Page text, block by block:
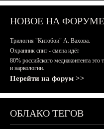
НОВОЕ НА ФОРУМЕ
Трилогия "Китобои" А. Вахова.
Охранник спит - смена идёт
80% российского медиаконтента это
и наркологии.
Перейти на форум >>
ОБЛАКО ТЕГОВ